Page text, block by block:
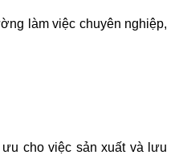
làm việc chuyên nghiệp,
cho việc sản xuất và lưu